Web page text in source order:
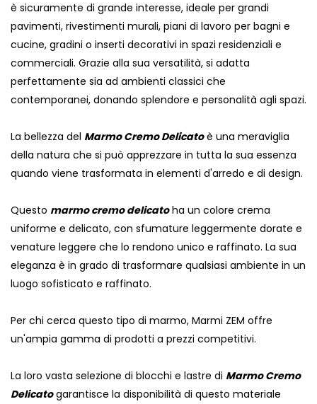
è sicuramente di grande interesse, ideale per grandi
pavimenti, rivestimenti murali, piani di lavoro per bagni e
cucine, gradini o inserti decorativi in ​​spazi residenziali e
commerciali. Grazie alla sua versatilità, si adatta
perfettamente sia ad ambienti classici che
contemporanei, donando splendore e personalità agli spazi.
La bellezza del Marmo Cremo Delicatoè una meraviglia
della natura che si può apprezzare in tutta la sua essenza
quando viene trasformata in elementi d'arredo e di design.
Questo marmo cremo delicatoha un colore crema
uniforme e delicato, con sfumature leggermente dorate e
venature leggere che lo rendono unico e raffinato. La sua
eleganza è in grado di trasformare qualsiasi ambiente in un
luogo sofisticato e raffinato.
Per chi cerca questo tipo di marmo, Marmi ZEM offre
un'ampia gamma di prodotti a prezzi competitivi.
La loro vasta selezione di blocchi e lastre di Marmo Cremo
Delicatogarantisce la disponibilità di questo materiale